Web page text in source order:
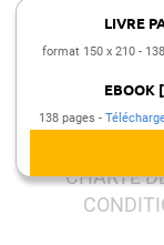
LIVRE
format 150 x 210
EBOOK
138 pages
CHARTE